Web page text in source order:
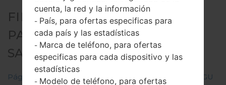
FIRMWARE OFICIAL #33936
PARA SM-J200GU -
SAMSUNGGALAXY J2
Página principal → Galaxy J2
SamsungSM-J200GU
cuenta, la red y la información
- País, para ofertas especificas para
cada país y las estadísticas
- Marca de teléfono, para ofertas
especificas para cada dispositivo y las
estadísticas
- Modelo de teléfono, para ofertas